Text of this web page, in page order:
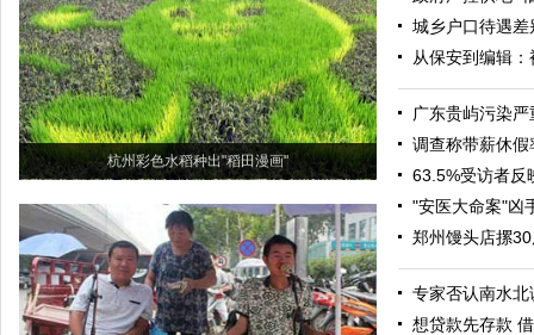
杭州彩色水稻种出"稻田漫画"
城乡户口待遇
从保安到编辑
广东贵屿污染
调查称带薪休
63.5%受访者反
"安医大命案"凶
郑州馒头店摞
专家否认南水
想贷款先存款